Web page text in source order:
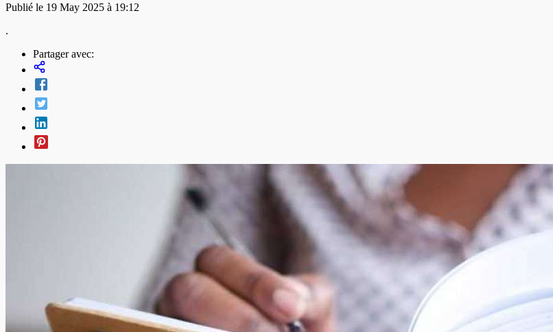
Publié le 19 May 2025 à 19:12
.
Partager avec: